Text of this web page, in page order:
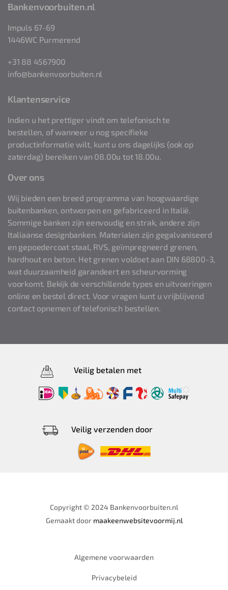
Bankenvoorbuiten.nl
Impuls 67-69
1446WC Purmerend
+31 88 4567900
info@bankenvoorbuiten.nl
Klantenservice
Indien u het prettiger vindt om telefonisch te
bestellen, of wanneer u nog specifieke
productinformatie wilt, kunt u ons dagelijks (ook op
zaterdag) bereiken van 08.00u tot 18.00u.
Over ons
Wij bieden een breed programma van hoogwaardige
buitenbanken, ontworpen en gefabriceerd in Italië.
Sommige banken zijn eenvoudig en strak, andere zijn
Italiaanse designbanken. Materialen zijn gegalvaniseerd
en gepoedercoat staal, RVS, geïmpregneerd grenen,
hardhout en beton. Het grenen voldoet aan DIN 68800-3,
wat duurzaamheid garandeert en scheurvorming
voorkomt. Bekijk de verschillende types en uitvoeringen
online en bestel direct. Voor vragen kunt u vrijblijvend
contact opnemen of telefonisch bestellen.
Veilig betalen met
Veilig verzenden door
Copyright © 2024 Bankenvoorbuiten.nl
Gemaakt door maakeenwebsitevoormij.nl
Algemene voorwaarden
Privacybeleid